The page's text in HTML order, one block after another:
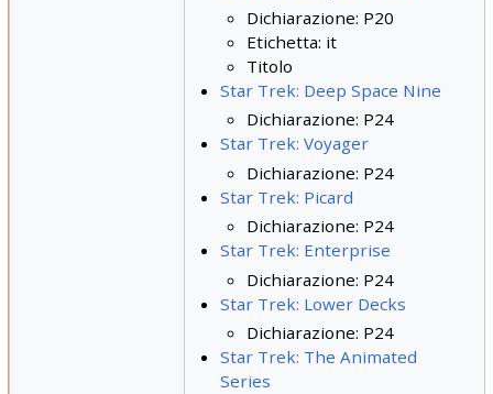
Dichiarazione: P20
Etichetta: it
Titolo
Star Trek: Deep Space Nine
Dichiarazione: P24
Star Trek: Voyager
Dichiarazione: P24
Star Trek: Picard
Dichiarazione: P24
Star Trek: Enterprise
Dichiarazione: P24
Star Trek: Lower Decks
Dichiarazione: P24
Star Trek: The Animated
Series